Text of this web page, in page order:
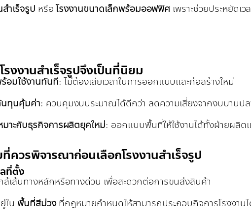
ำเร็จรูป หรือโรงงานขนาดเล็กพร้อมออฟฟิศ เพราะช่วยประหยัดเ
รงงานสำเร็จรูปจึงเป็นที่นิยม
อมใช้งานทันที: ไม่ต้องเสียเวลาในการออกแบบและก่อสร้างใหม่
ทุนคุ้มค่า: ควบคุมงบประมาณได้ดีกว่า ลดความเสี่ยงจากงบบานป
มาะกับธุรกิจการผลิตยุคใหม่: ออกแบบพื้นที่ให้ใช้งานได้ทั้งฝ่ายผลิต
ควรพิจารณาก่อนเลือกโรงงานสำเร็จรูป
ที่ตั้ง
ล้เส้นทางหลักหรือทางด่วน เพื่อสะดวกต่อการขนส่งสินค้า
ใน พื้นที่สีม่วงที่กฎหมายกำหนดให้สามารถประกอบกิจการโรงงาน